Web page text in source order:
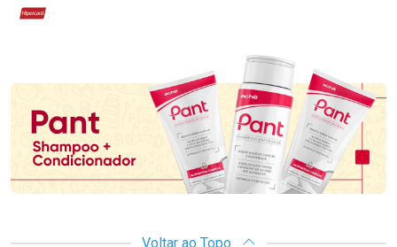
Hipercard
Voltar ao Topo